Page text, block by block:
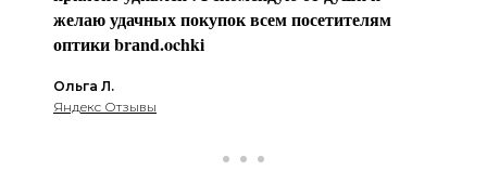
желаю удачных покупок всем посетителям
оптики brаnd.ochki
Ольга Л.
Яндекс Отзывы